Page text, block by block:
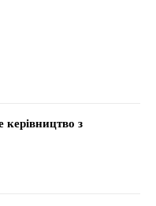
керівництво з